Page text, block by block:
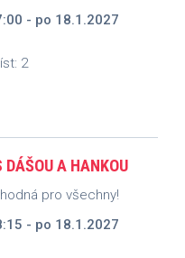
- po 18.1.2027
2
A HANKOU
pro všechny!
- po 18.1.2027